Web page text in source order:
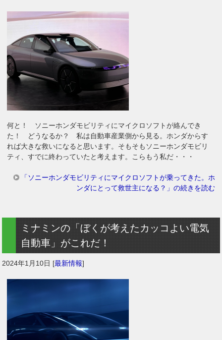
何と！ ソニーホンダモビリティにマイクロソフトが絡んでき
た！ どうなるか？ 私は自動車産業側から見る。ホンダからす
れば大きな救いになると思います。そもそもソニーホンダモビリ
ティ、すでに終わっていたと考えます。こらもう私だ・・・
「ソニーホンダモビリティにマイクロソフトが乗ってきた。ホ
ンダにとって救世主になる？」の続きを読む
ミナミンの「ぼくが考えたカッコよい電気
自動車」がこれだ！
2024年1月10日 [最新情報]